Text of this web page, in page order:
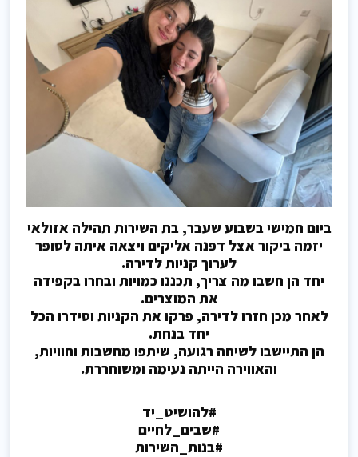
ביום חמישי בשבוע שעבר, בת השירות תהילה אזולאי
יזמה ביקור אצל דפנה אליקים ויצאה איתה לסופר
לערוך קניות לדירה.
יחד הן חשבו מה צריך, תכננו כמויות ובחרו בקפידה
את המוצרים.
לאחר מכן חזרו לדירה, פרקו את הקניות וסידרו הכל
יחד בנחת.
הן התיישבו לשיחה רגועה, שיתפו מחשבות וחוויות,
והאווירה הייתה נעימה ומשוחררת.
#להושיט_יד
#שבים_לחיים
#בנות_השירות